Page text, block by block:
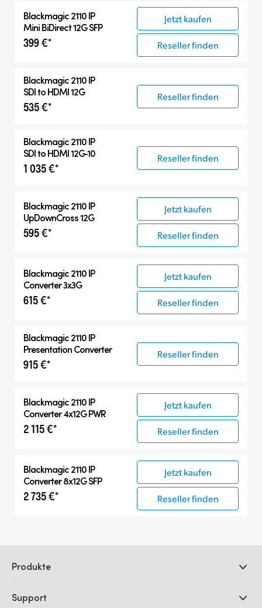
Blackmagic 2110 IP
Mini BiDirect 12G SFP
399 €*
Jetzt kaufen
Reseller finden
Blackmagic 2110 IP
SDI to HDMI 12G
535 €*
Reseller finden
Blackmagic 2110 IP
SDI to HDMI 12G‑10
1 035 €*
Reseller finden
Blackmagic 2110 IP
UpDownCross 12G
595 €*
Jetzt kaufen
Reseller finden
Blackmagic 2110 IP
Converter 3x3G
615 €*
Jetzt kaufen
Reseller finden
Blackmagic 2110 IP
Presentation Converter
915 €*
Reseller finden
Blackmagic 2110 IP
Converter 4x12G PWR
2 115 €*
Jetzt kaufen
Reseller finden
Blackmagic 2110 IP
Converter 8x12G SFP
2 735 €*
Jetzt kaufen
Reseller finden
Produkte
DaVinci Resolve und Fusion Software
Support